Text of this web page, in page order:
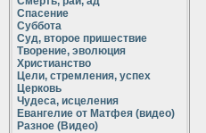
Спасение
Суббота
Суд, второе пришествие
Творение, эволюция
Христианство
Цели, стремления, успех
Церковь
Чудеса, исцеления
Евангелие от Матфея (видео)
Разное (Видео)